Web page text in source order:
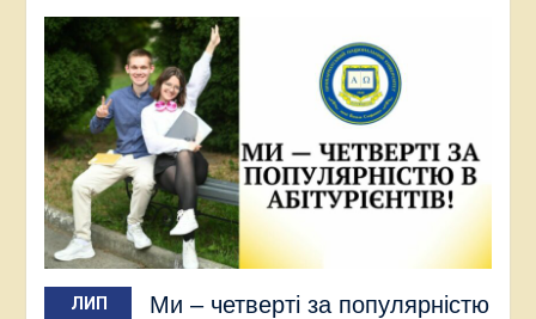
ЛИП
Ми – четверті за популярністю